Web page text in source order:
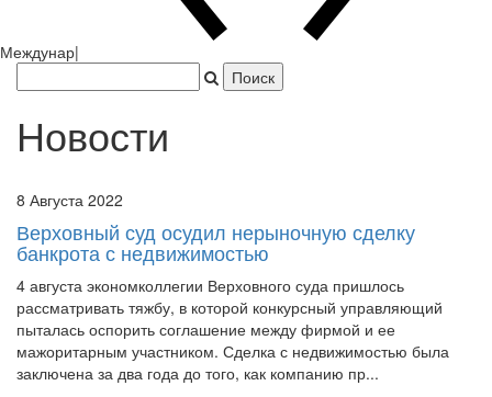
Япония захватила Пекин.
Новости
8 Августа 2022
Верховный суд осудил нерыночную сделку
банкрота с недвижимостью
4 августа экономколлегии Верховного суда пришлось
рассматривать тяжбу, в которой конкурсный управляющий
пыталась оспорить соглашение между фирмой и ее
мажоритарным участником. Сделка с недвижимостью была
заключена за два года до того, как компанию пр...